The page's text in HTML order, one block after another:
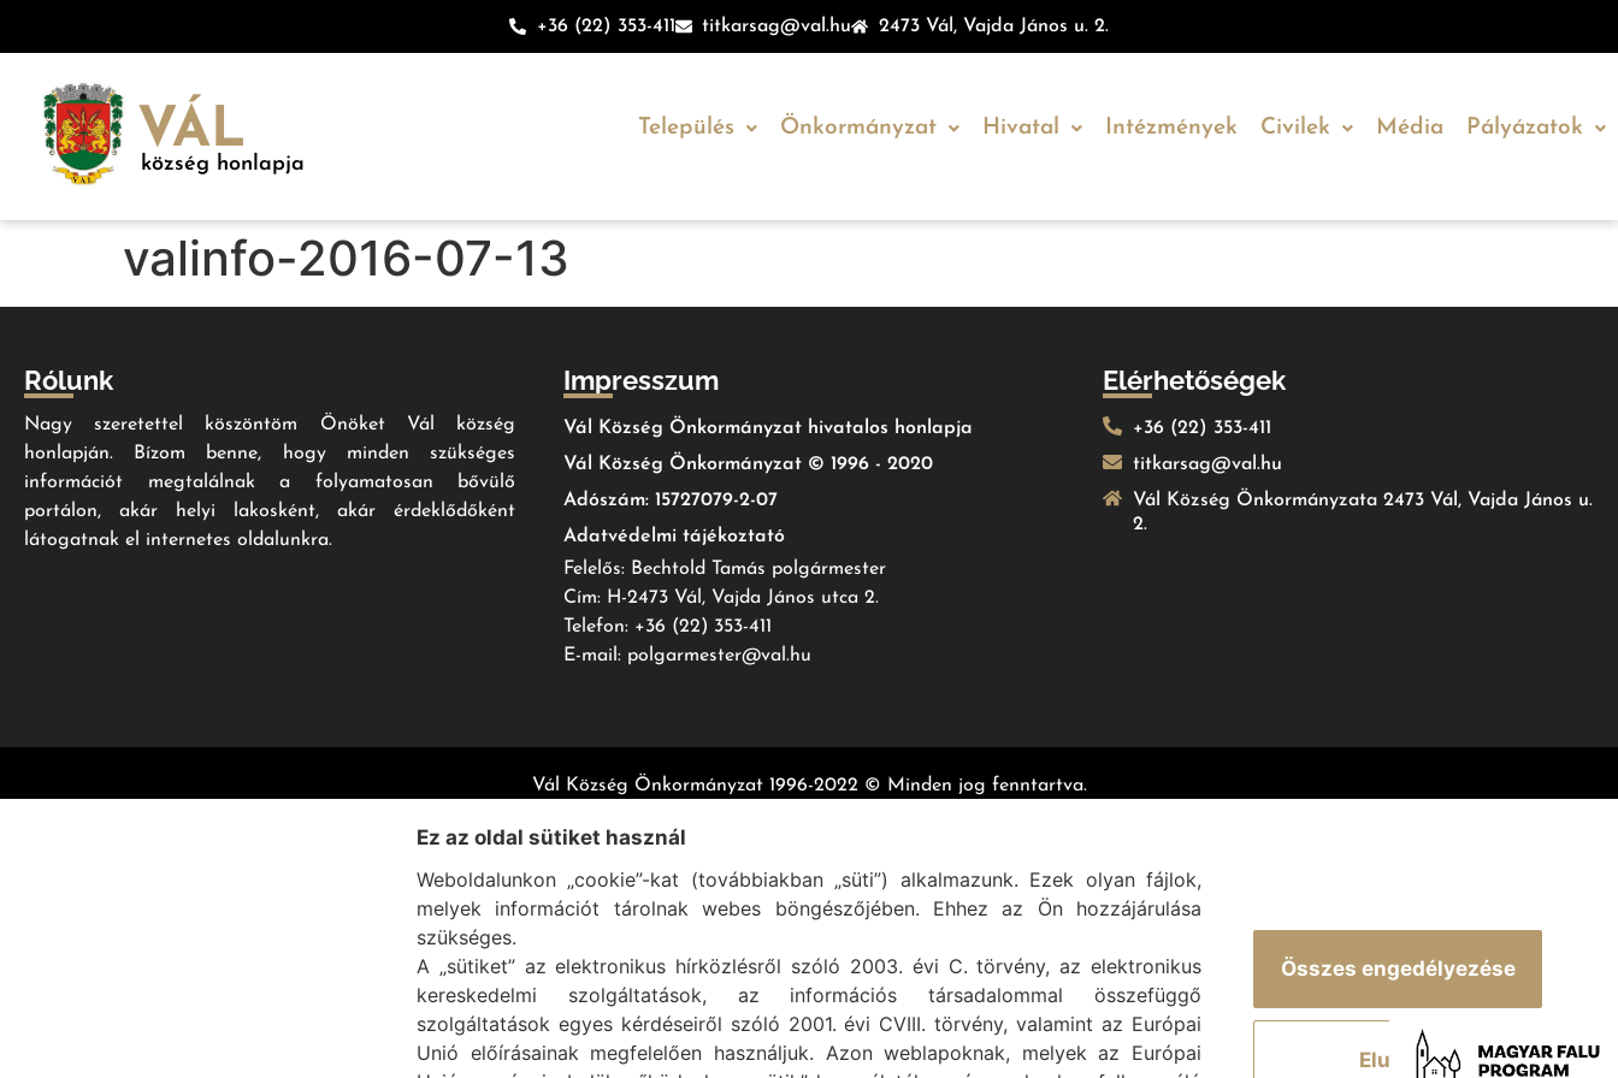
+36 (22) 353-411 titkarsag@val.hu 2473 Vál, Vajda János u. 2.
VÁL
község honlapja
Település Önkormányzat Hivatal Intézmények Civilek Média Pályázatok
valinfo-2016-07-13
Rólunk
Nagy szeretettel köszöntöm Önöket Vál község
honlapján. Bízom benne, hogy minden szükséges
információt megtalálnak a folyamatosan bővülő
portálon, akár helyi lakosként, akár érdeklődőként
látogatnak el internetes oldalunkra.
Impresszum
Vál Község Önkormányzat hivatalos honlapja
Vál Község Önkormányzat © 1996 - 2020
Adószám: 15727079-2-07
Adatvédelmi tájékoztató
Felelős: Bechtold Tamás polgármester
Cím: H-2473 Vál, Vajda János utca 2.
Telefon: +36 (22) 353-411
E-mail: polgarmester@val.hu
Elérhetőségek
+36 (22) 353-411
titkarsag@val.hu
Vál Község Önkormányzata 2473 Vál, Vajda János u.
2.
Vál Község Önkormányzat 1996-2022 © Minden jog fenntartva.
Ez az oldal sütiket használ
Weboldalunkon „cookie”-kat (továbbiakban „süti”) alkalmazunk. Ezek olyan fájlok,
melyek információt tárolnak webes böngészőjében. Ehhez az Ön hozzájárulása
szükséges.
A „sütiket” az elektronikus hírközlésről szóló 2003. évi C. törvény, az elektronikus
kereskedelmi szolgáltatások, az információs társadalommal összefüggő
szolgáltatások egyes kérdéseiről szóló 2001. évi CVIII. törvény, valamint az Európai
Unió előírásainak megfelelően használjuk. Azon weblapoknak, melyek az Európai
Összes engedélyezése
Elutasít